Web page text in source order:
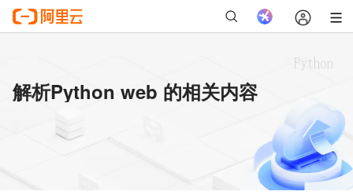
解析Python web 的相关内容